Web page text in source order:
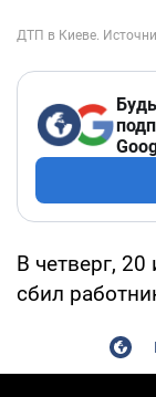
В четверг,
сбил